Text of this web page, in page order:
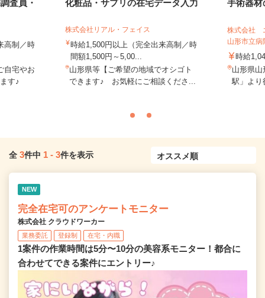
査員・
高制／時
宅やお
す♪
化粧品・サプリの在宅データ入力
株式会社リアル・フェイス
時給1,500円以上（完全出来高制／時
間額1,500円～5,00...
山形県等【ご希望の地域でオシゴト
できます♪ お気軽にご相談くださ...
手術器材
株式会社
山形市立病
時給
山形県山
駅」より
全 3件中 1 - 3件を表示
NEW
完全在宅可のアンケートモニター
株式会社 クラウドワーカー
業務委託 登録制 在宅・内職
1案件の作業時間は5分〜10分の美容系モニター！都合に
合わせてできる案件にエントリー♪